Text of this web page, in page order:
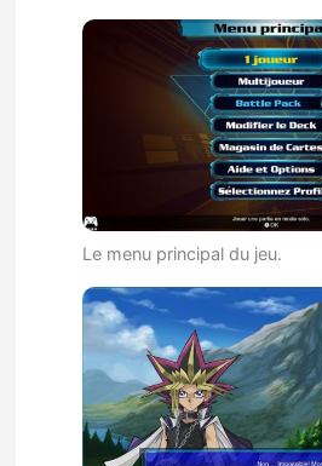
Le menu principal du jeu.